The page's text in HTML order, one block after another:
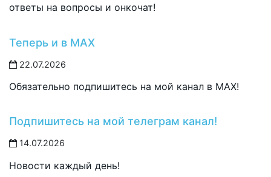
ответы на вопросы и онкочат!
Теперь и в MAX
22.07.2026
Обязательно подпишитесь на мой канал в MAX!
Подпишитесь на мой телеграм канал!
14.07.2026
Новости каждый день!